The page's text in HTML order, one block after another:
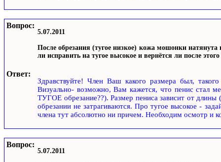
Вопрос:
5.07.2011
После обрезания (тугое низкое) кожа мошонки
ли исправить на тугое высокое и вернётся ли после
Ответ:
Здравствуйте! Член Ваш какого размера был,
Визуально- возможно, Вам кажется, что пенис стал
ТУГОЕ обрезание??). Размер пениса зависит от
обрезании не затрагиваются. Про тугое высокое -
члена тут абсолютно ни причем. Необходим осмотр и
Вопрос:
5.07.2011